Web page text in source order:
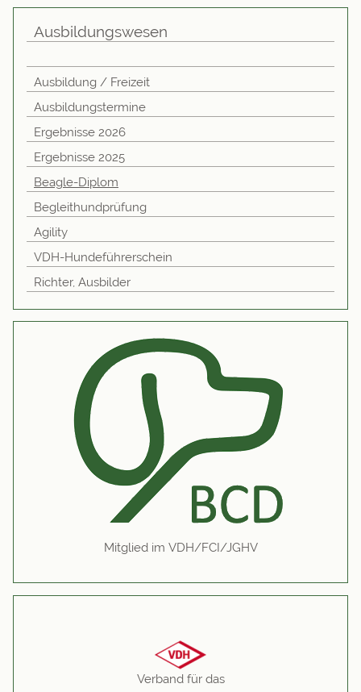
Ausbildungswesen
Ausbildung / Freizeit
Ausbildungstermine
Ergebnisse 2026
Ergebnisse 2025
Beagle-Diplom
Begleithundprüfung
Agility
VDH-Hundeführerschein
Richter, Ausbilder
Mitglied im VDH/FCI/JGHV
Verband für das